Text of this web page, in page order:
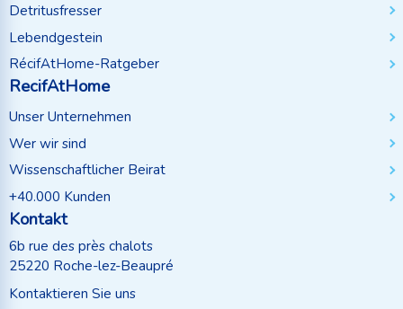
Detritusfresser
Lebendgestein
RécifAtHome-Ratgeber
RecifAtHome
Unser Unternehmen
Wer wir sind
Wissenschaftlicher Beirat
+40.000 Kunden
Kontakt
6b rue des près chalots
25220 Roche-lez-Beaupré
Kontaktieren Sie uns